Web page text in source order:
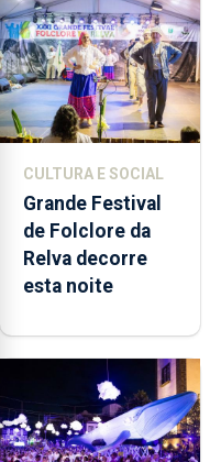
música”
CULTURA E SOCIAL
Grande Festival
de Folclore da
Relva decorre
esta noite